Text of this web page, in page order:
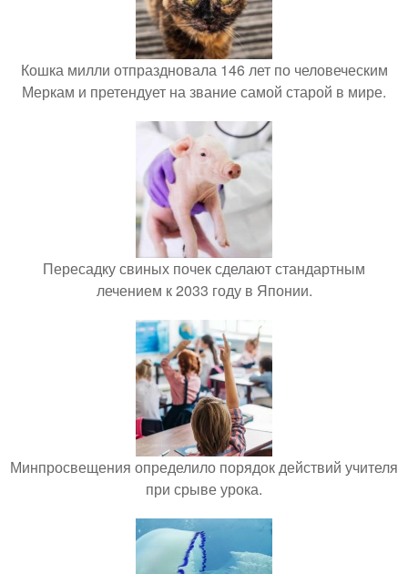
Кошка милли отпраздновала 146 лет по человеческим
Меркам и претендует на звание самой старой в мире.
Пересадку свиных почек сделают стандартным
лечением к 2033 году в Японии.
Минпросвещения определило порядок действий учителя
при срыве урока.